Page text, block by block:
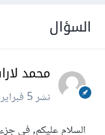
السؤال
محمد
نشر5 فبراير 2023
السلام عليكم, في